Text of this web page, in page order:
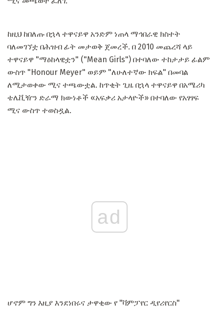
ከዚህ ከበለጡ በኋላ ተዋናይዋ አንድም ነጠላ ማኅበራዊ ክስተት
ባለመገኘቷ በሕዝብ ፊት መታወቅ ጀመረች. በ 2010 መጨረሻ ላይ
ተዋናይዋ "ማዕከላዊቷን" ("Mean Girls") በተባለው ተከታታይ ፊልም
ውስጥ "Honour Meyer" ወይም "ለሁለተኛው ክፍል" በመባል
ለሚታወቀው ሚና ተጫውቷል. ከጥቂት ጊዜ በኋላ ተዋናይዋ በአሜሪካ
ቴሌቪዥን ድራማ ክውነቶች «አፍቃሪ አታላዮች» በተባለው የአፃፃፍ
ሚና ውስጥ ተወስዷል.
ad
ሆኖም ግን እዚያ እንደነበሩና ታዋቂው የ "ቫምፓየር ዲየሪየርስ"